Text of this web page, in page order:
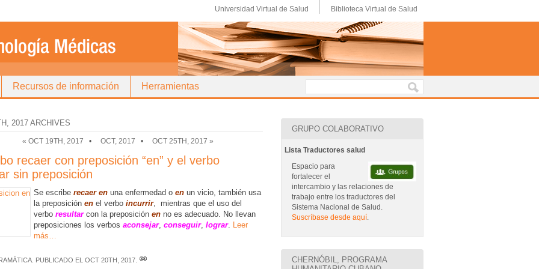
Universidad Virtual de Salud Biblioteca Virtual de Salud
Recursos de información Herramientas
2017 ARCHIVES
« OCT 19TH, 2017 • OCT, 2017 • OCT 25TH, 2017 »
recaer con preposición “en” y el verbo
sin preposición
Se escribe recaer en una enfermedad o enun vicio, también usa
la preposición en el verbo incurrir, mientras que el uso del
verbo resultar con la preposiciónenno es adecuado. No llevan
preposiciones los verbos aconsejar, conseguir, lograr. Leer
más…
. PUBLICADO EL OCT 20TH, 2017.
GRUPO COLABORATIVO
Lista Traductores salud
Espacio para
fortalecer el
intercambio y las relaciones de
trabajo entre los traductores del
Sistema Nacional de Salud.
Suscríbase desde aquí.
CHERNÓBIL, PROGRAMA